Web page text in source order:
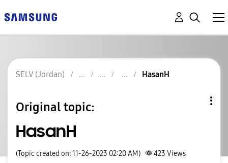
SELV (Jordan) HasanH
Original topic:
HasanH
(Topic created on: 11-26-2023 02:20 AM) 423 Views